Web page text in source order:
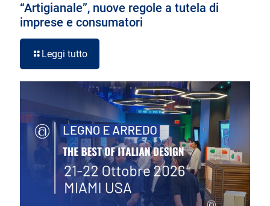
“Artigianale”, nuove regole a tutela di
imprese e consumatori
Leggi tutto